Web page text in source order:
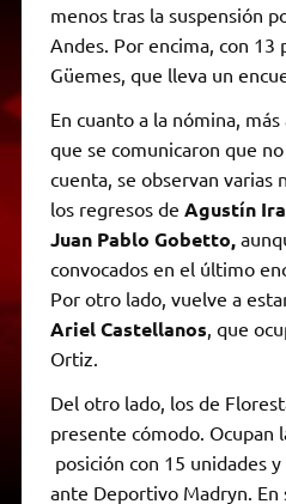
menos tras la suspensión
Andes. Por encima, con 13
Güemes, que lleva un
En cuanto a la nómina,
que se comunicaron que
cuenta, se observan varias
los regresos de Agustín
Juan Pablo Gobetto,
convocados en el último
Por otro lado, vuelve a
Ariel Castellanos , que
Ortiz.
Del otro lado, los de
presente cómodo. Ocupan
posición con 15 unidades
ante Deportivo Madryn. En